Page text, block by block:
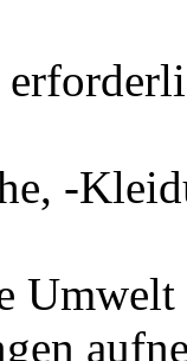
-
Umwelt